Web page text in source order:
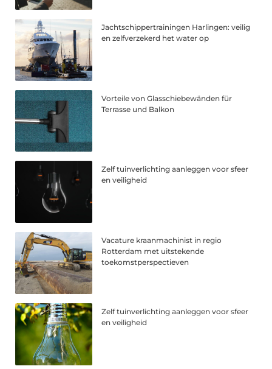
Jachtschippertrainingen Harlingen: veilig
en zelfverzekerd het water op
Vorteile von Glasschiebewänden für
Terrasse und Balkon
Zelf tuinverlichting aanleggen voor sfeer
en veiligheid
Vacature kraanmachinist in regio
Rotterdam met uitstekende
toekomstperspectieven
Zelf tuinverlichting aanleggen voor sfeer
en veiligheid